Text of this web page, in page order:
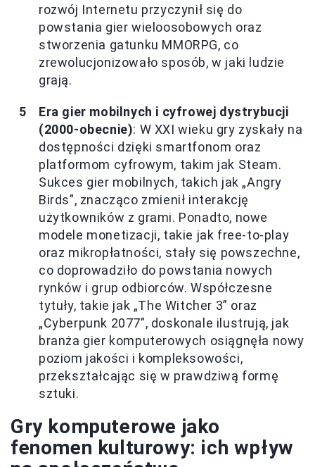
rozwój Internetu przyczynił się do
powstania gier wieloosobowych oraz
stworzenia gatunku MMORPG, co
zrewolucjonizowało sposób, w jaki ludzie
grają.
Era gier mobilnych i cyfrowej dystrybucji
(2000-obecnie): W XXI wieku gry zyskały na
dostępności dzięki smartfonom oraz
platformom cyfrowym, takim jak Steam.
Sukces gier mobilnych, takich jak „Angry
Birds”, znacząco zmienił interakcję
użytkowników z grami. Ponadto, nowe
modele monetizacji, takie jak free-to-play
oraz mikropłatności, stały się powszechne,
co doprowadziło do powstania nowych
rynków i grup odbiorców. Współczesne
tytuły, takie jak „The Witcher 3” oraz
„Cyberpunk 2077”, doskonale ilustrują, jak
branża gier komputerowych osiągnęła nowy
poziom jakości i kompleksowości,
przekształcając się w prawdziwą formę
sztuki.
Gry komputerowe jako
fenomen kulturowy: ich wpływ